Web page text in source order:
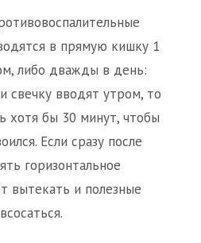
в прямую кишку 1
либо дважды в день:
свечку вводят утром, то
хотя бы 30 минут, чтобы
Если сразу после
горизонтальное
вытекать и полезные